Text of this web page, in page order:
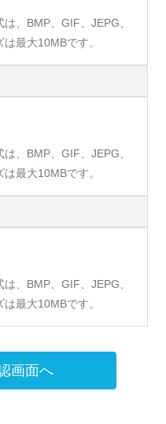
、BMP、GIF、JEPG、
最大10MBです。
、BMP、GIF、JEPG、
最大10MBです。
、BMP、GIF、JEPG、
最大10MBです。
画面へ